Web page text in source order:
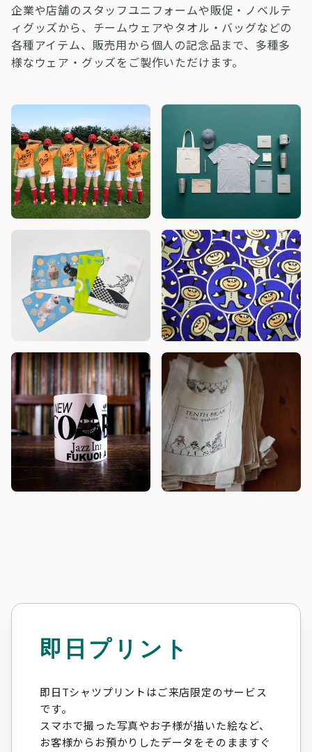
企業や店舗のスタッフユニフォームや販促・ノベルテ
ィグッズから、チームウェアやタオル・バッグなどの
各種アイテム、販売用から個人の記念品まで、多種多
様なウェア・グッズをご製作いただけます。
即日プリント
即日Tシャツプリントはご来店限定のサービス
です。
スマホで撮った写真やお子様が描いた絵など、
お客様からお預かりしたデータをそのまますぐ